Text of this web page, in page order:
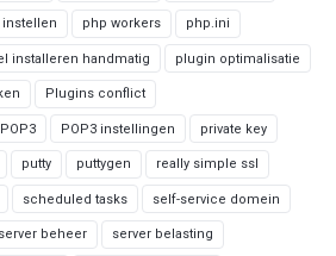
instellen php workers php.ini
installeren handmatig plugin optimalisatie
Plugins conflict
POP3 POP3 instellingen private key
putty puttygen really simple ssl
scheduled tasks self-service domein
server beheer server belasting